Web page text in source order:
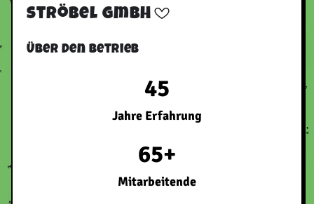
Ströbel GmbH
Über den Betrieb
45
Jahre Erfahrung
65+
Mitarbeitende